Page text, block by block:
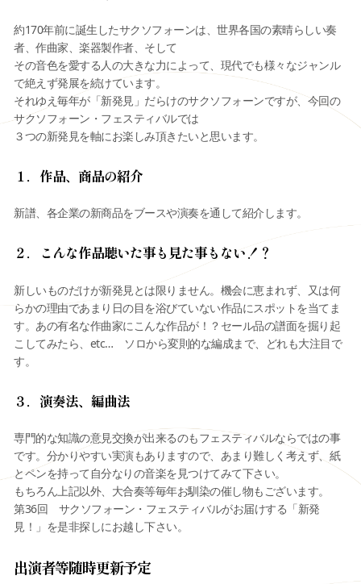
約170年前に誕生したサクソフォーンは、世界各国の素晴らしい奏
者、作曲家、楽器製作者、そして
その音色を愛する人の大きな力によって、現代でも様々なジャンル
で絶えず発展を続けています。
それゆえ毎年が「新発見」だらけのサクソフォーンですが、今回の
サクソフォーン・フェスティバルでは
３つの新発見を軸にお楽しみ頂きたいと思います。
１．作品、商品の紹介
新譜、各企業の新商品をブースや演奏を通して紹介します。
２．こんな作品聴いた事も見た事もない！？
新しいものだけが新発見とは限りません。機会に恵まれず、又は何
らかの理由であまり日の目を浴びていない作品にスポットを当てま
す。あの有名な作曲家にこんな作品が！？セール品の譜面を掘り起
こしてみたら、etc… ソロから変則的な編成まで、どれも大注目で
す。
３．演奏法、編曲法
専門的な知識の意見交換が出来るのもフェスティバルならではの事
です。分かりやすい実演もありますので、あまり難しく考えず、紙
とペンを持って自分なりの音楽を見つけてみて下さい。
もちろん上記以外、大合奏等毎年お馴染の催し物もございます。
第36回 サクソフォーン・フェスティバルがお届けする「新発
見！」を是非探しにお越し下さい。
出演者等随時更新予定